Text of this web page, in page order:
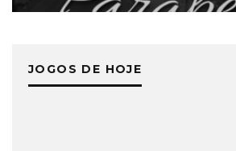
JOGOS DE HOJE